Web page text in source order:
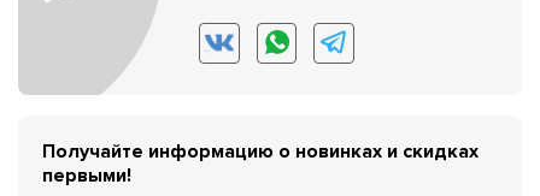
Получайте информацию о новинках и скидках
первыми!